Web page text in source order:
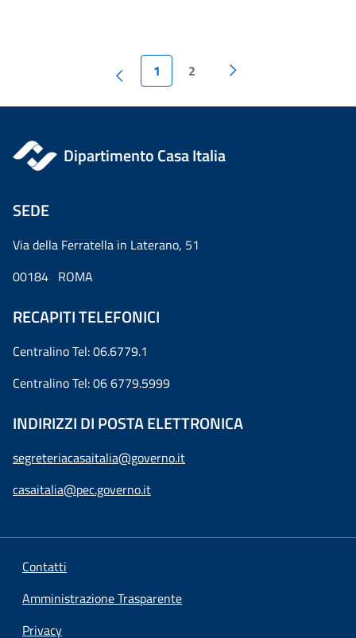
1 2
Dipartimento Casa Italia
SEDE
Via della Ferratella in Laterano, 51
00184 ROMA
RECAPITI TELEFONICI
Centralino Tel: 06.6779.1
Centralino Tel: 06 6779.5999
INDIRIZZI DI POSTA ELETTRONICA
segreteriacasaitalia@governo.it
casaitalia@pec.governo.it
Contatti
Amministrazione Trasparente
Privacy